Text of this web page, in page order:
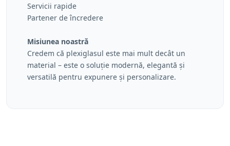
Servicii rapide
Partener de încredere
Misiunea noastră
Credem că plexiglasul este mai mult decât un
material – este o soluție modernă, elegantă și
versatilă pentru expunere și personalizare.